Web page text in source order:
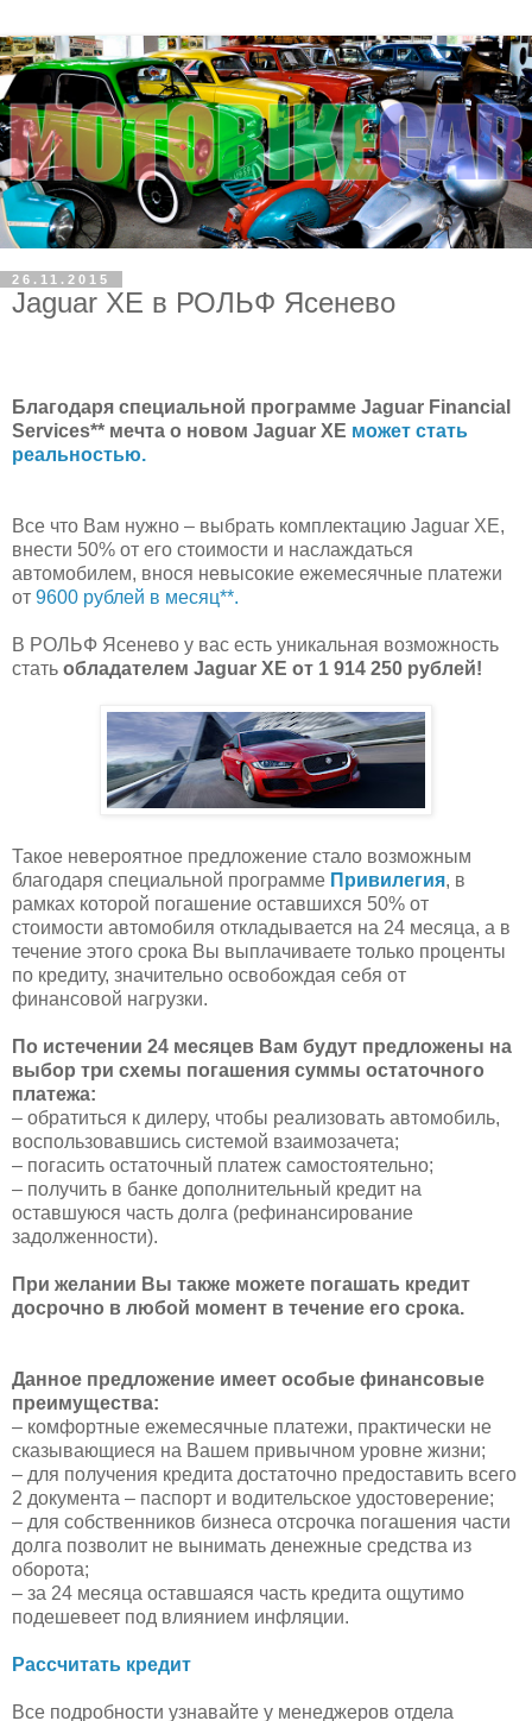
26.11.2015
Jaguar XE в РОЛЬФ Ясенево
Благодаря специальной программе Jaguar Financial
Services** мечта о новом Jaguar XE может стать
реальностью.
Все что Вам нужно – выбрать комплектацию Jaguar XE,
внести 50% от его стоимости и наслаждаться
автомобилем, внося невысокие ежемесячные платежи
от 9600 рублей в месяц**.
В РОЛЬФ Ясенево у вас есть уникальная возможность
стать обладателем Jaguar XE от 1 914 250 рублей!
Такое невероятное предложение стало возможным
благодаря специальной программе Привилегия, в
рамках которой погашение оставшихся 50% от
стоимости автомобиля откладывается на 24 месяца, а в
течение этого срока Вы выплачиваете только проценты
по кредиту, значительно освобождая себя от
финансовой нагрузки.
По истечении 24 месяцев Вам будут предложены на
выбор три схемы погашения суммы остаточного
платежа:
– обратиться к дилеру, чтобы реализовать автомобиль,
воспользовавшись системой взаимозачета;
– погасить остаточный платеж самостоятельно;
– получить в банке дополнительный кредит на
оставшуюся часть долга (рефинансирование
задолженности).
При желании Вы также можете погашать кредит
досрочно в любой момент в течение его срока.
Данное предложение имеет особые финансовые
преимущества:
– комфортные ежемесячные платежи, практически не
сказывающиеся на Вашем привычном уровне жизни;
– для получения кредита достаточно предоставить всего
2 документа – паспорт и водительское удостоверение;
– для собственников бизнеса отсрочка погашения части
долга позволит не вынимать денежные средства из
оборота;
– за 24 месяца оставшаяся часть кредита ощутимо
подешевеет под влиянием инфляции.
Рассчитать кредит
Все подробности узнавайте у менеджеров отдела